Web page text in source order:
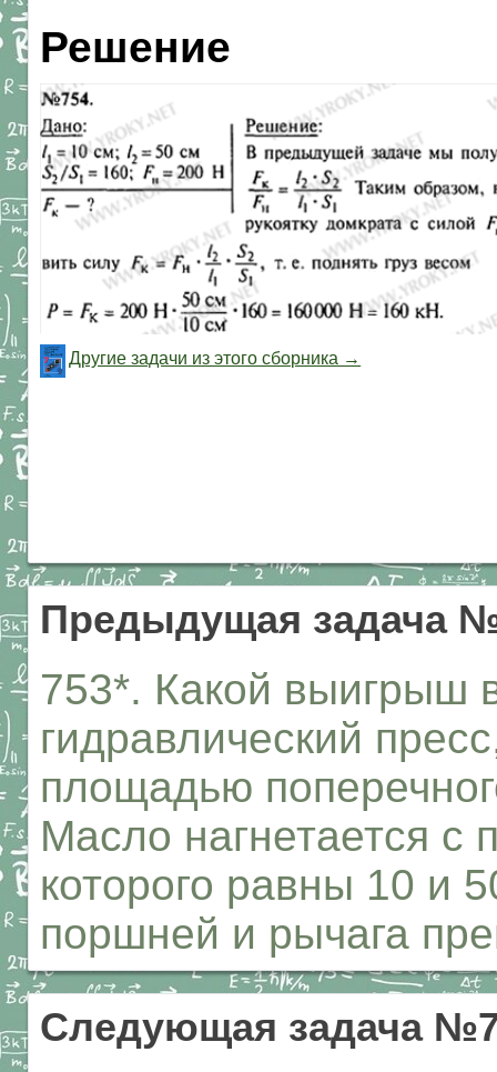
Решение
Другие задачи из этого сборника →
Предыдущая задача
753*. Какой выигрыш
гидравлический
площадью
Масло нагнетается
которого равны 10 и
поршней и рычага
Следующая задача